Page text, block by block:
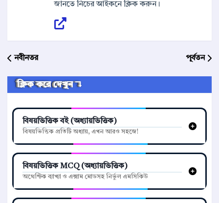
জানতে নিচের আইকনে ক্লিক করুন।
নবীনতর পূর্বতন
ক্লিক করে দেখুন ↴
বিষয়ভিত্তিক বই (অধ্যায়ভিত্তিক)
বিষয়ভিত্তিক প্রতিটি অধ্যায়, এখন আরও সহজে!
বিষয়ভিত্তিক MCQ (অধ্যায়ভিত্তিক)
অথেন্টিক ব্যাখ্যা ও এক্সাম মোডসহ নির্ভুল এমসিকিউ